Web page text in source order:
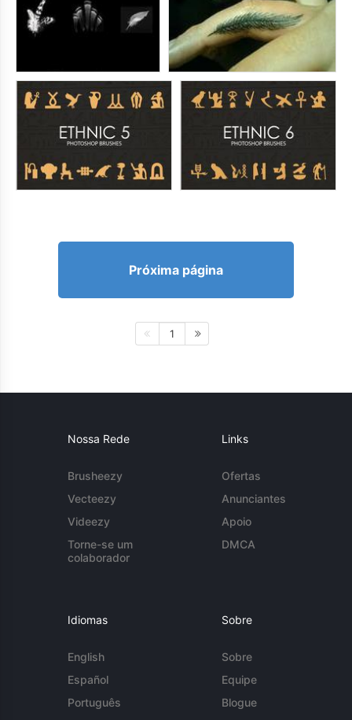
Próxima página
1
Nossa Rede
Brusheezy
Vecteezy
Videezy
Torne-se um
colaborador
Links
Ofertas
Anunciantes
Apoio
DMCA
Idiomas
English
Español
Português
Sobre
Sobre
Equipe
Blogue